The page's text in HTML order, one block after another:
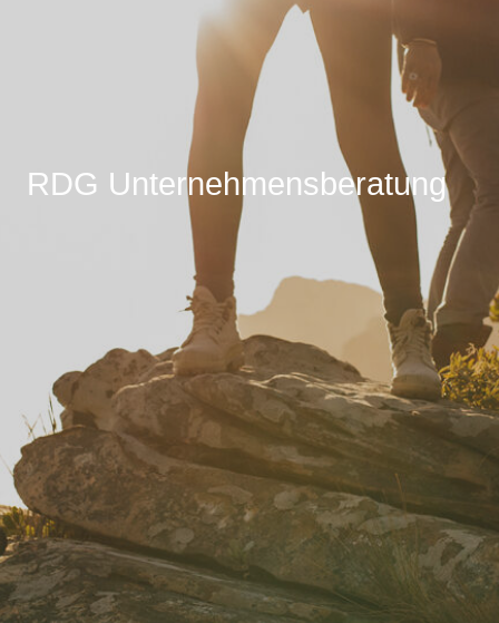
RDG Unternehmensberatung